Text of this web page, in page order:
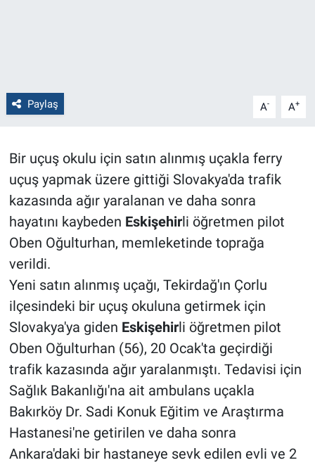
Paylaş A- A+
Bir uçuş okulu için satın alınmış uçakla ferry
uçuş yapmak üzere gittiği Slovakya'da trafik
kazasında ağır yaralanan ve daha sonra
hayatını kaybeden Eskişehirli öğretmen pilot
Oben Oğulturhan, memleketinde toprağa
verildi.
Yeni satın alınmış uçağı, Tekirdağ'ın Çorlu
ilçesindeki bir uçuş okuluna getirmek için
Slovakya'ya giden Eskişehirli öğretmen pilot
Oben Oğulturhan (56), 20 Ocak'ta geçirdiği
trafik kazasında ağır yaralanmıştı. Tedavisi için
Sağlık Bakanlığı'na ait ambulans uçakla
Bakırköy Dr. Sadi Konuk Eğitim ve Araştırma
Hastanesi'ne getirilen ve daha sonra
Ankara'daki bir hastaneye sevk edilen evli ve 2
Magazin
Bilim ve Teknoloji